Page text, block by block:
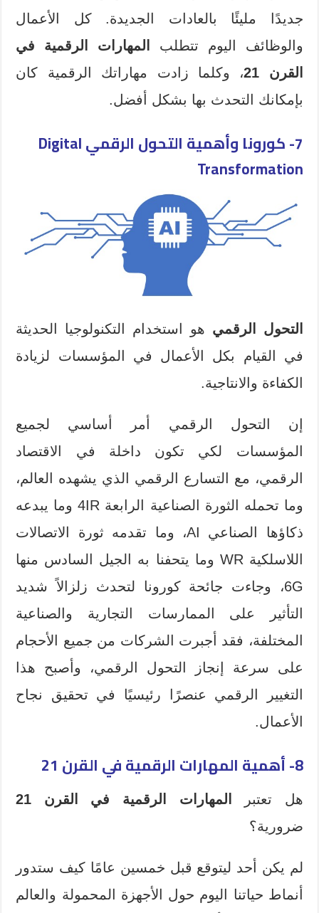
جديدًا مليئًا بالعادات الجديدة. كل الأعمال
والوظائف اليوم تتطلب
المهارات الرقمية في
القرن 21
، وكلما زادت مهاراتك الرقمية كان
بإمكانك التحدث بها بشكل أفضل.
7- كورونا وأهمية التحول الرقمي
Digital
Transformation
التحول الرقمي هو استخدام التكنولوجيا الحديثة
في القيام بكل الأعمال في المؤسسات لزيادة
الكفاءة والانتاجية.
إن التحول الرقمي أمر أساسي لجميع
المؤسسات لكي تكون داخلة في الاقتصاد
الرقمي، مع التسارع الرقمي الذي يشهده العالم،
وما تحمله الثورة الصناعية الرابعة 4IR وما يبدعه
ذكاؤها الصناعي AI، وما تقدمه ثورة الاتصالات
اللاسلكية WR وما يتحفنا به الجيل السادس منها
6G، وجاءت جائحة كورونا لتحدث زلزالاً شديد
التأثير على الممارسات التجارية والصناعية
المختلفة، فقد أجبرت الشركات من جميع الأحجام
على سرعة إنجاز التحول الرقمي، وأصبح هذا
التغيير الرقمي عنصرًا رئيسيًا في تحقيق نجاح
الأعمال.
8- أهمية المهارات الرقمية في القرن 21
هل تعتبر
المهارات الرقمية في القرن 21
ضرورية؟
لم يكن أحد ليتوقع قبل خمسين عامًا كيف ستدور
أنماط حياتنا اليوم حول الأجهزة المحمولة والعالم